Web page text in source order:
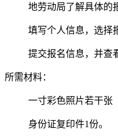
地劳动局了解具体的
填写个人信息，选择
提交报名信息，并查
所需材料：
一寸彩色照片若干张
身份证复印件1份。